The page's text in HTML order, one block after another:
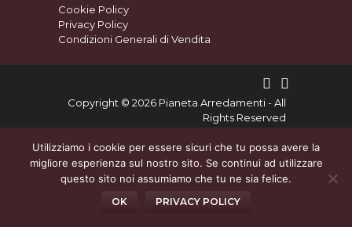
Cookie Policy
Privacy Policy
Condizioni Generali di Vendita
Copyright © 2026 Pianeta Arredamenti - All
Rights Reserved
Utilizziamo i cookie per essere sicuri che tu possa avere la
migliore esperienza sul nostro sito. Se continui ad utilizzare
questo sito noi assumiamo che tu ne sia felice.
OK PRIVACY POLICY
powered by